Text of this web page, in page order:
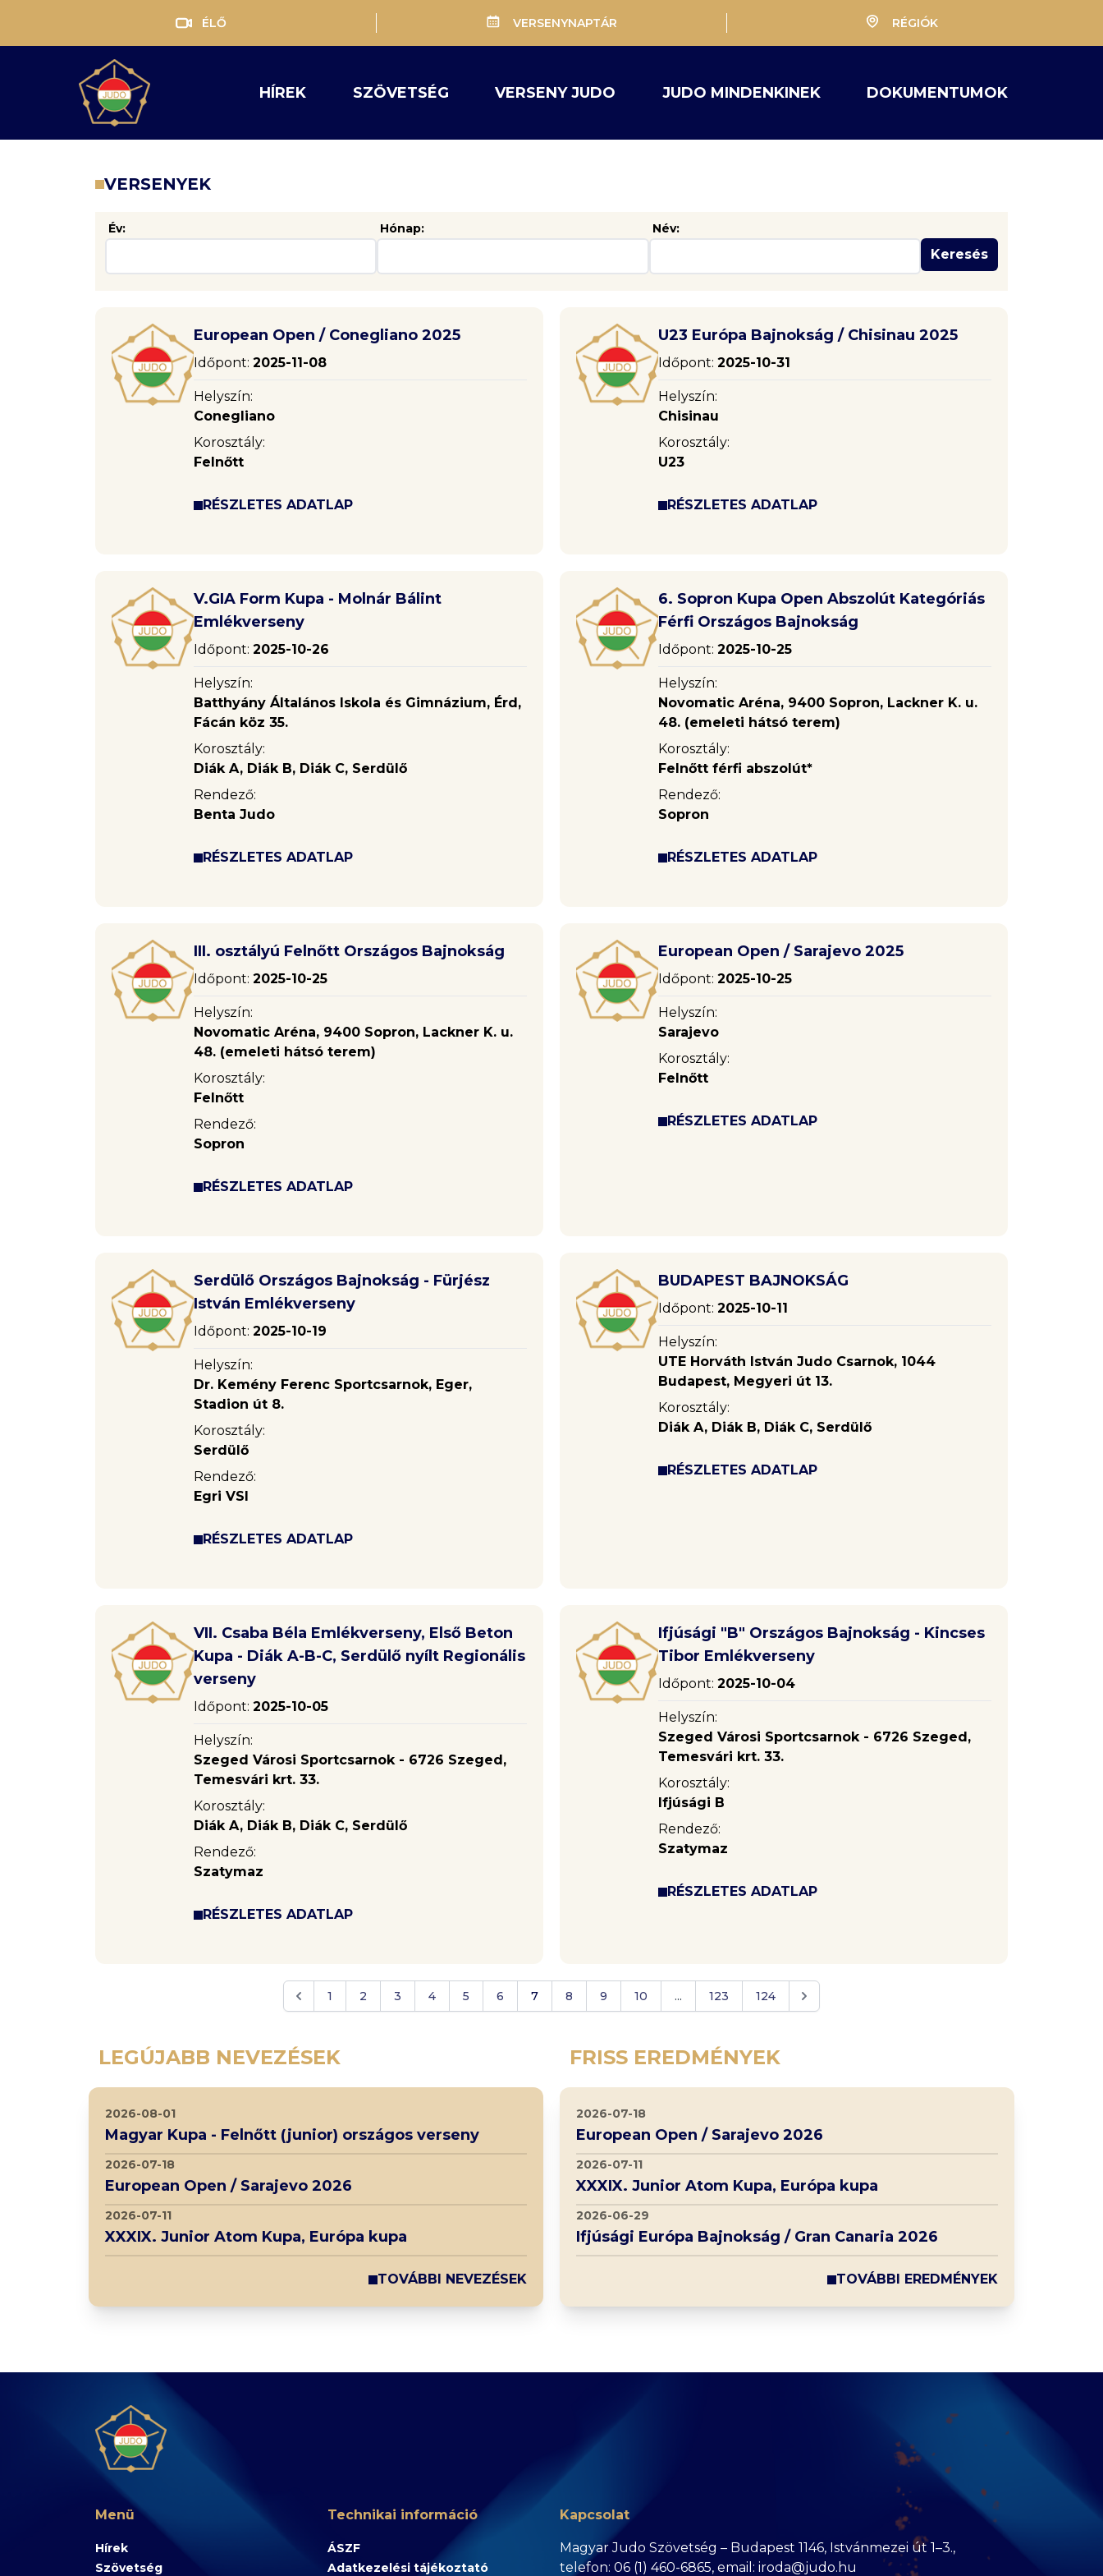
ÉLŐ VERSENYNAPTÁR RÉGIÓK
HÍREK SZÖVETSÉG VERSENY JUDO JUDO MINDENKINEK DOKUMENTUMOK
VERSENYEK
Év: Hónap: Név:
Keresés
European Open / Conegliano 2025
Időpont: 2025-11-08
Helyszín:
Conegliano
Korosztály:
Felnőtt
RÉSZLETES ADATLAP
U23 Európa Bajnokság / Chisinau 2025
Időpont: 2025-10-31
Helyszín:
Chisinau
Korosztály:
U23
RÉSZLETES ADATLAP
V.GIA Form Kupa - Molnár Bálint
Emlékverseny
Időpont: 2025-10-26
Helyszín:
Batthyány Általános Iskola és Gimnázium, Érd,
Fácán köz 35.
Korosztály:
Diák A, Diák B, Diák C, Serdülő
Rendező:
Benta Judo
RÉSZLETES ADATLAP
6. Sopron Kupa Open Abszolút Kategóriás
Férfi Országos Bajnokság
Időpont: 2025-10-25
Helyszín:
Novomatic Aréna, 9400 Sopron, Lackner K. u.
48. (emeleti hátsó terem)
Korosztály:
Felnőtt férfi abszolút*
Rendező:
Sopron
RÉSZLETES ADATLAP
III. osztályú Felnőtt Országos Bajnokság
Időpont: 2025-10-25
Helyszín:
Novomatic Aréna, 9400 Sopron, Lackner K. u.
48. (emeleti hátsó terem)
Korosztály:
Felnőtt
Rendező:
Sopron
RÉSZLETES ADATLAP
European Open / Sarajevo 2025
Időpont: 2025-10-25
Helyszín:
Sarajevo
Korosztály:
Felnőtt
RÉSZLETES ADATLAP
Serdülő Országos Bajnokság - Fürjész
István Emlékverseny
Időpont: 2025-10-19
Helyszín:
Dr. Kemény Ferenc Sportcsarnok, Eger,
Stadion út 8.
Korosztály:
Serdülő
Rendező:
Egri VSI
RÉSZLETES ADATLAP
BUDAPEST BAJNOKSÁG
Időpont: 2025-10-11
Helyszín:
UTE Horváth István Judo Csarnok, 1044
Budapest, Megyeri út 13.
Korosztály:
Diák A, Diák B, Diák C, Serdülő
RÉSZLETES ADATLAP
VII. Csaba Béla Emlékverseny, Első Beton
Kupa - Diák A-B-C, Serdülő nyílt Regionális
verseny
Időpont: 2025-10-05
Helyszín:
Szeged Városi Sportcsarnok - 6726 Szeged,
Temesvári krt. 33.
Korosztály:
Diák A, Diák B, Diák C, Serdülő
Rendező:
Szatymaz
RÉSZLETES ADATLAP
Ifjúsági "B" Országos Bajnokság - Kincses
Tibor Emlékverseny
Időpont: 2025-10-04
Helyszín:
Szeged Városi Sportcsarnok - 6726 Szeged,
Temesvári krt. 33.
Korosztály:
Ifjúsági B
Rendező:
Szatymaz
RÉSZLETES ADATLAP
1 2 3 4 5 6 7 8 9 10 ... 123 124
LEGÚJABB NEVEZÉSEK FRISS EREDMÉNYEK
2026-08-01
Magyar Kupa - Felnőtt (junior) országos verseny
2026-07-18
European Open / Sarajevo 2026
2026-07-11
XXXIX. Junior Atom Kupa, Európa kupa
TOVÁBBI NEVEZÉSEK
2026-07-18
European Open / Sarajevo 2026
2026-07-11
XXXIX. Junior Atom Kupa, Európa kupa
2026-06-29
Ifjúsági Európa Bajnokság / Gran Canaria 2026
TOVÁBBI EREDMÉNYEK
Menü
Hírek
Szövetség
Technikai információ
ÁSZF
Adatkezelési tájékoztató
Kapcsolat
Magyar Judo Szövetség – Budapest 1146, Istvánmezei út 1–3.,
telefon: 06 (1) 460-6865, email: iroda@judo.hu